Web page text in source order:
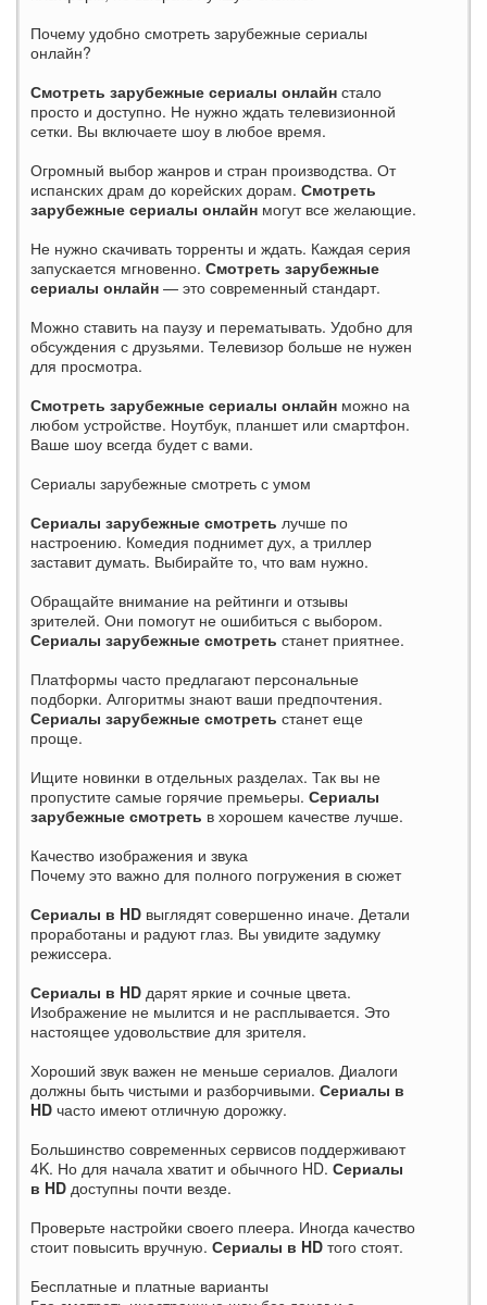
Почему удобно смотреть зарубежные сериалы
онлайн?
Смотреть зарубежные сериалы онлайн стало
просто и доступно. Не нужно ждать телевизионной
сетки. Вы включаете шоу в любое время.
Огромный выбор жанров и стран производства. От
испанских драм до корейских дорам. Смотреть
зарубежные сериалы онлайн могут все желающие.
Не нужно скачивать торренты и ждать. Каждая серия
запускается мгновенно. Смотреть зарубежные
сериалы онлайн — это современный стандарт.
Можно ставить на паузу и перематывать. Удобно для
обсуждения с друзьями. Телевизор больше не нужен
для просмотра.
Смотреть зарубежные сериалы онлайн можно на
любом устройстве. Ноутбук, планшет или смартфон.
Ваше шоу всегда будет с вами.
Сериалы зарубежные смотреть с умом
Сериалы зарубежные смотреть лучше по
настроению. Комедия поднимет дух, а триллер
заставит думать. Выбирайте то, что вам нужно.
Обращайте внимание на рейтинги и отзывы
зрителей. Они помогут не ошибиться с выбором.
Сериалы зарубежные смотреть станет приятнее.
Платформы часто предлагают персональные
подборки. Алгоритмы знают ваши предпочтения.
Сериалы зарубежные смотреть станет еще
проще.
Ищите новинки в отдельных разделах. Так вы не
пропустите самые горячие премьеры. Сериалы
зарубежные смотреть в хорошем качестве лучше.
Качество изображения и звука
Почему это важно для полного погружения в сюжет
Сериалы в HD выглядят совершенно иначе. Детали
проработаны и радуют глаз. Вы увидите задумку
режиссера.
Сериалы в HD дарят яркие и сочные цвета.
Изображение не мылится и не расплывается. Это
настоящее удовольствие для зрителя.
Хороший звук важен не меньше сериалов. Диалоги
должны быть чистыми и разборчивыми. Сериалы в
HD часто имеют отличную дорожку.
Большинство современных сервисов поддерживают
4K. Но для начала хватит и обычного HD. Сериалы
в HD доступны почти везде.
Проверьте настройки своего плеера. Иногда качество
стоит повысить вручную. Сериалы в HD того стоят.
Бесплатные и платные варианты